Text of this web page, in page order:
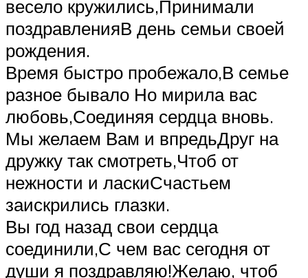
весело кружились,Принимали
поздравленияВ день семьи своей
рождения.
Время быстро пробежало,В семье
разное бывало Но мирила вас
любовь,Соединяя сердца вновь.
Мы желаем Вам и впредьДруг на
дружку так смотреть,Чтоб от
нежности и ласкиСчастьем
заискрились глазки.
Вы год назад свои сердца
соединили,С чем вас сегодня от
души я поздравляю!Желаю, чтоб